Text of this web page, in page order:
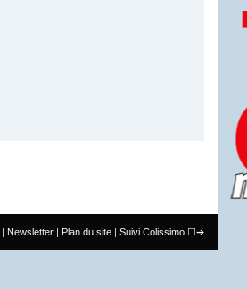
Newsletter Plan du site Suivi Colissimo